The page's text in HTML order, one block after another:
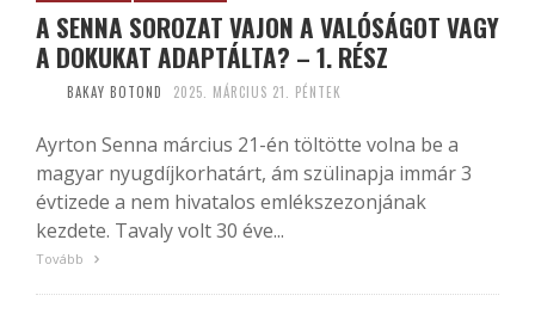
A SENNA SOROZAT VAJON A VALÓSÁGOT VAGY
A DOKUKAT ADAPTÁLTA? – 1. RÉSZ
BAKAY BOTOND 2025. MÁRCIUS 21. PÉNTEK
Ayrton Senna március 21-én töltötte volna be a
magyar nyugdíjkorhatárt, ám szülinapja immár 3
évtizede a nem hivatalos emlékszezonjának
kezdete. Tavaly volt 30 éve...
Tovább